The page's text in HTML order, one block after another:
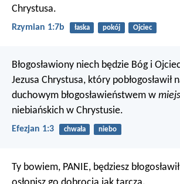
Chrystusa.
Rzymian 1:7b łaska pokój Ojciec
Błogosławiony niech będzie Bóg i
Jezusa Chrystusa, który pobłogosławił
duchowym błogosławieństwem w
niebiańskich w Chrystusie.
Efezjan 1:3 chwała niebo
Ty bowiem, PANIE, będziesz